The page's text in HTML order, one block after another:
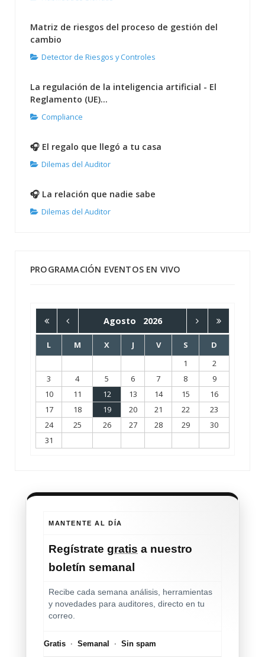
Matriz de riesgos del proceso de gestión del
cambio
Detector de Riesgos y Controles
La regulación de la inteligencia artificial - El
Reglamento (UE)...
Compliance
🎧 El regalo que llegó a tu casa
Dilemas del Auditor
🎧 La relación que nadie sabe
Dilemas del Auditor
PROGRAMACIÓN EVENTOS EN VIVO
Agosto 2026
L M X J V S
D
1
2
3
4 5 6 7 8
9
10
11 12 13 14 15
16
17
18 19 20 21 22
23
24
25 26 27 28 29
30
31
MANTENTE AL DÍA
Regístrate gratis a nuestro
boletín semanal
Recibe cada semana análisis, herramientas
y novedades para auditores, directo en tu
correo.
Gratis · Semanal · Sin spam